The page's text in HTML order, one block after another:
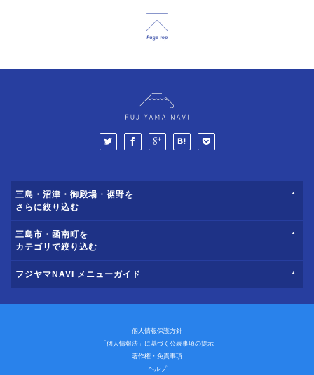
三島・沼津・御殿場・裾野を
さらに絞り込む
三島市・函南町を
カテゴリで絞り込む
フジヤマNAVI メニューガイド
個人情報保護方針
「個人情報法」に基づく公表事項の提示
著作権・免責事項
ヘルプ